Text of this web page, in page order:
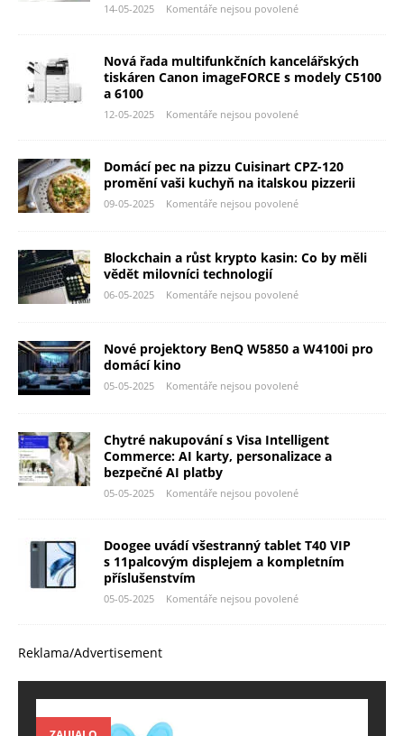
14-05-2025 Komentáře nejsou povolené
Nová řada multifunkčních kancelářských
tiskáren Canon imageFORCE s modely C5100
a 6100
12-05-2025 Komentáře nejsou povolené
Domácí pec na pizzu Cuisinart CPZ-120
promění vaši kuchyň na italskou pizzerii
09-05-2025 Komentáře nejsou povolené
Blockchain a růst krypto kasin: Co by měli
vědět milovníci technologií
06-05-2025 Komentáře nejsou povolené
Nové projektory BenQ W5850 a W4100i pro
domácí kino
05-05-2025 Komentáře nejsou povolené
Chytré nakupování s Visa Intelligent
Commerce: AI karty, personalizace a
bezpečné AI platby
05-05-2025 Komentáře nejsou povolené
Doogee uvádí všestranný tablet T40 VIP
s 11palcovým displejem a kompletním
příslušenstvím
05-05-2025 Komentáře nejsou povolené
Reklama/Advertisement